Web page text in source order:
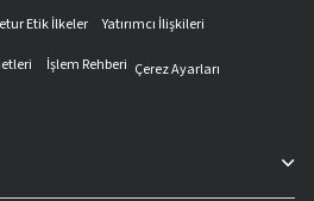
Etik İlkeler
Yatırımcı İlişkileri
İşlem Rehberi Çerez Ayarları